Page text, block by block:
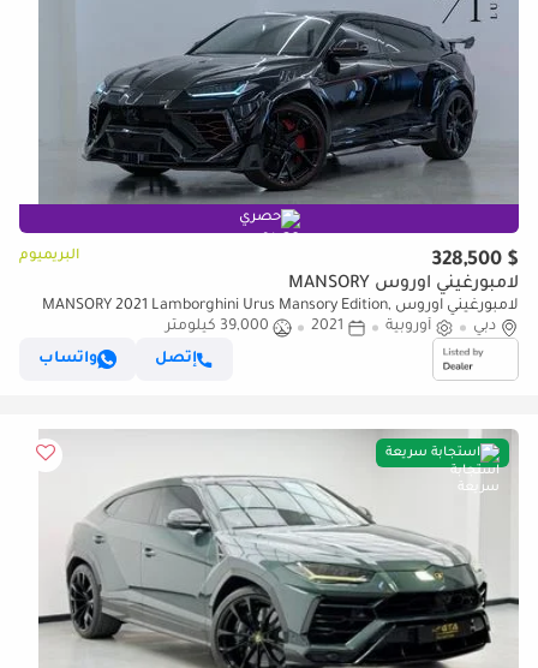
حصري
$ 328,500 البريميوم
لامبورغيني اوروس MANSORY
لامبورغيني اوروس MANSORY 2021 Lamborghini Urus Mansory Edition,
Fully Carbon Fiber, Excellent Condition, European Specs
دبي أوروبية 2021
39,000 كيلومتر
إتصل
واتساب
استجابة سريعة